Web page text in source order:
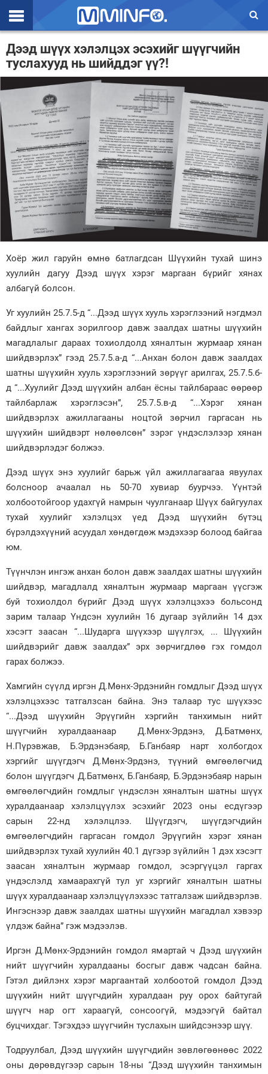
Эхлэл
Цаг агаар
Валют ханш
Улс төр
Эдийн засаг
Үзэл бодол
Спорт
Нийгэм
Дэлхий
Энтертайнмэнт
Зурхай
Дээд шүүх хэлэлцэх эсэхийг шүүгчийн
туслахууд нь шийддэг үү?!
Хоёр жил гаруйн өмнө батлагдсан Шүүхийн тухай шинэ
хуулийн дагуу Дээд шүүх хэрэг маргаан бүрийг хянах
албагүй болсон.
Уг хуулийн 25.7.5-д “...Дээд шүүх хууль хэрэглээний нэгдмэл
байдлыг хангах зорилгоор давж заалдах шатны шүүхийн
магадлалыг дараах тохиолдолд хяналтын журмаар хянан
шийдвэрлэх” гээд 25.7.5.а-д “...Анхан болон давж заалдах
шатны шүүхийн хууль хэрэглээний зөрүүг арилгах, 25.7.5.б-
д “...Хуулийг Дээд шүүхийн албан ёсны тайлбараас өөрөөр
тайлбарлаж хэрэглэсэн”, 25.7.5.в-д “...Хэрэг хянан
шийдвэрлэх ажиллагааны ноцтой зөрчил гаргасан нь
шүүхийн шийдвэрт нөлөөлсөн” зэрэг үндэслэлээр хянан
шийдвэрлэдэг болжээ.
Дээд шүүх энэ хуулийг барьж үйл ажиллагаагаа явуулах
болсноор ачаалал нь 50-70 хувиар буурчээ. Үүнтэй
холбоотойгоор удахгүй намрын чуулганаар Шүүх байгуулах
тухай хуулийг хэлэлцэх үед Дээд шүүхийн бүтэц
бүрэлдэхүүний асуудал хөндөгдөж мэдэхээр болоод байгаа
юм.
Түүнчлэн ингэж анхан болон давж заалдах шатны шүүхийн
шийдвэр, магадлалд хяналтын журмаар маргаан үүсгэж
буй тохиолдол бүрийг Дээд шүүх хэлэлцэхээ больсонд
зарим талаар Үндсэн хуулийн 16 дугаар зүйлийн 14 дэх
хэсэгт заасан “...Шударга шүүхээр шүүлгэх, ... Шүүхийн
шийдвэрийг давж заалдах” эрх зөрчигдлөө гэх гомдол
гарах болжээ.
Хамгийн сүүлд иргэн Д.Мөнх-Эрдэнийн гомдлыг Дээд шүүх
хэлэлцэхээс татгалзсан байна. Энэ талаар тус шүүхээс
“...Дээд шүүхийн Эрүүгийн хэргийн танхимын нийт
шүүгчийн хуралдаанаар Д.Мөнх-Эрдэнэ, Д.Батмөнх,
Н.Пүрэвжав, Б.Эрдэнэбаяр, Б.Ганбаяр нарт холбогдох
хэргийг шүүгдэгч Д.Мөнх-Эрдэнэ, түүний өмгөөлөгчид
болон шүүгдэгч Д.Батмөнх, Б.Ганбаяр, Б.Эрдэнэбаяр нарын
өмгөөлөгчдийн гомдлыг үндэслэн хяналтын шатны шүүх
хуралдаанаар хэлэлцүүлэх эсэхийг 2023 оны есдүгээр
сарын 22-нд хэлэлцлээ. Шүүгдэгч, шүүгдэгчдийн
өмгөөлөгчдийн гаргасан гомдол Эрүүгийн хэрэг хянан
шийдвэрлэх тухай хуулийн 40.1 дүгээр зүйлийн 1 дэх хэсэгт
заасан хяналтын журмаар гомдол, эсэргүүцэл гаргах
үндэслэлд хамаарахгүй тул уг хэргийг хяналтын шатны
шүүх хуралдаанаар хэлэлцүүлэхээс татгалзаж шийдвэрлэв.
Ингэснээр давж заалдах шатны шүүхийн магадлал хэвээр
үлдэж байна” гэж мэдээлэв.
Иргэн Д.Мөнх-Эрдэнийн гомдол ямартай ч Дээд шүүхийн
нийт шүүгчийн хуралдааны босгыг давж чадсан байна.
Гэтэл дийлэнх хэрэг маргаантай холбоотой гомдол Дээд
шүүхийн нийт шүүгчдийн хуралдаан руу орох байтугай
шүүгч нар огт хараагүй, сонсоогүй, мэдээгүй байтал
буцчихдаг. Тэгэхдээ шүүгчийн туслахын шийдсэнээр шүү.
Тодруулбал, Дээд шүүхийн шүүгчдийн зөвлөгөөнөөс 2022
оны дөрөвдүгээр сарын 18-ны “Дээд шүүхийн танхимын